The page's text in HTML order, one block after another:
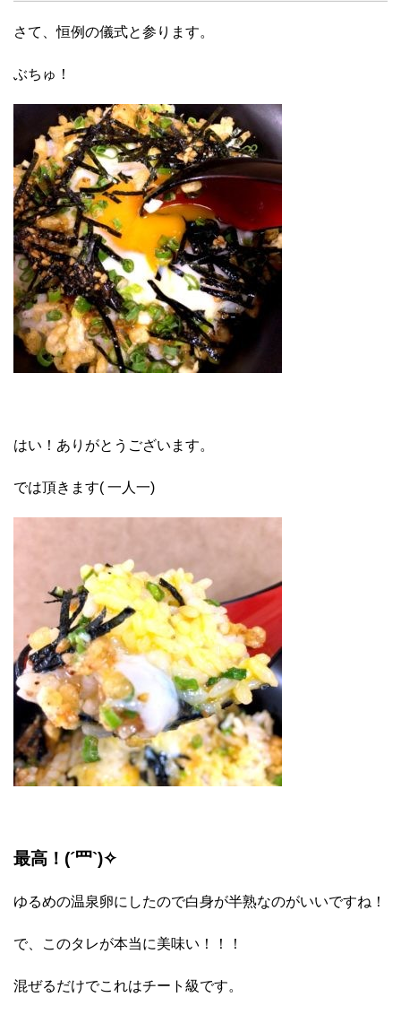
さて、恒例の儀式と参ります。
ぶちゅ！
はい！ありがとうございます。
では頂きます( 一人一)
最高！(´罒`)✧
ゆるめの温泉卵にしたので白身が半熟なのがいいですね！
で、このタレが本当に美味い！！！
混ぜるだけでこれはチート級です。